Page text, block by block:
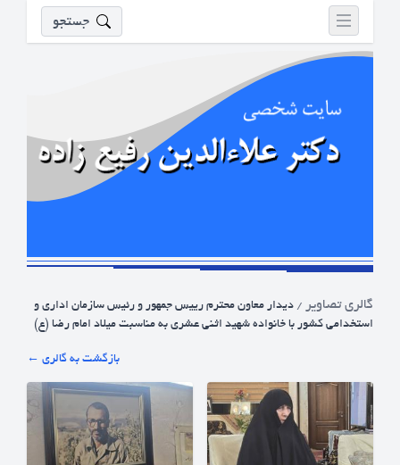
جستجو
گالری تصاویر/دیدار معاون محترم رییس جمهور و رئیس سازمان اداری و
استخدامی کشور با خانواده شهید اثنی عشری به مناسبت میلاد امام رضا (ع)
← بازگشت به گالری